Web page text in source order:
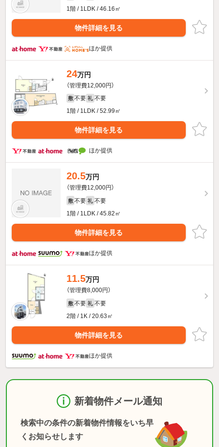
1階 / 1LDK / 46.16㎡
物件詳細を見る
ほか提供
24万円
（管理費12,000円）
敷 不要 礼 不要
1階 / 1LDK / 52.99㎡
物件詳細を見る
ほか提供
20.5万円
（管理費12,000円）
敷 不要 礼 不要
1階 / 1LDK / 45.82㎡
物件詳細を見る
ほか提供
11.5万円
（管理費8,000円）
敷 不要 礼 不要
2階 / 1K / 20.63㎡
物件詳細を見る
ほか提供
新着物件メール通知
検索中の条件の新着物件情報をいち早
くお知らせします